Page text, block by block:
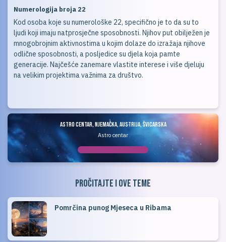
Numerologija broja 22
Kod osoba koje su numerološke 22, specifično je to da su to
ljudi koji imaju natprosječne sposobnosti. Njihov put obilježen je
mnogobrojnim aktivnostima u kojim dolaze do izražaja njihove
odlične sposobnosti, a posljedice su djela koja pamte
generacije. Najčešće zanemare vlastite interese i više djeluju
na velikim projektima važnima za društvo.
ASTRO CENTAR, Njemačka, Austrija, Švicarska
Astro centar
Pročitajte i ove teme
Pomrčina punog Mjeseca u Ribama